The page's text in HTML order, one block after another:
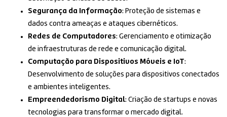
Segurança da Informação: Proteção de sistemas e
dados contra ameaças e ataques cibernéticos.
Redes de Computadores: Gerenciamento e otimização
de infraestruturas de rede e comunicação digital.
Computação para Dispositivos Móveis e IoT:
Desenvolvimento de soluções para dispositivos conectados
e ambientes inteligentes.
Empreendedorismo Digital: Criação de startups e novas
tecnologias para transformar o mercado digital.